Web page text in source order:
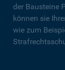
der Bausteine
können sie
wie zum